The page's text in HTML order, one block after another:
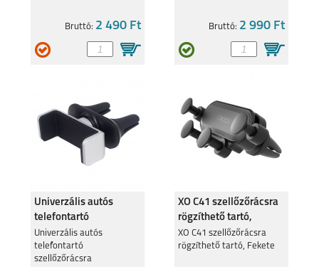
NOKIA G10 NOKIA 6.2
Bruttó: 2 490 Ft Bruttó: 2 990 Ft
Univerzális autós
telefontartó
szellőzőrácsra
Univerzális autós
telefontartó
szellőzőrácsra
XO C41 szellőzőrácsra
rögzíthető tartó,
Fekete
XO C41 szellőzőrácsra
rögzíthető tartó, Fekete